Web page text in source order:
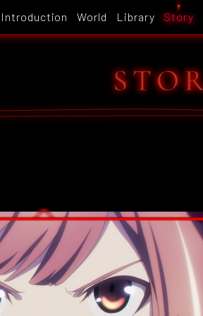
Introduction World Library Story